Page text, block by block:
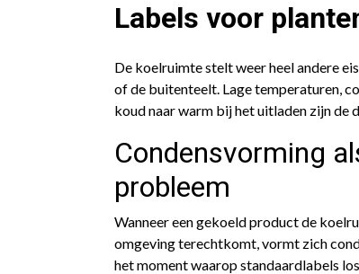
Labels voor
De koelruimte stelt weer heel andere
of de buitenteelt. Lage temperaturen,
koud naar warm bij het uitladen zijn de
Condensvorming
probleem
Wanneer een gekoeld product de
omgeving terechtkomt, vormt zich
het moment waarop standaardlabels